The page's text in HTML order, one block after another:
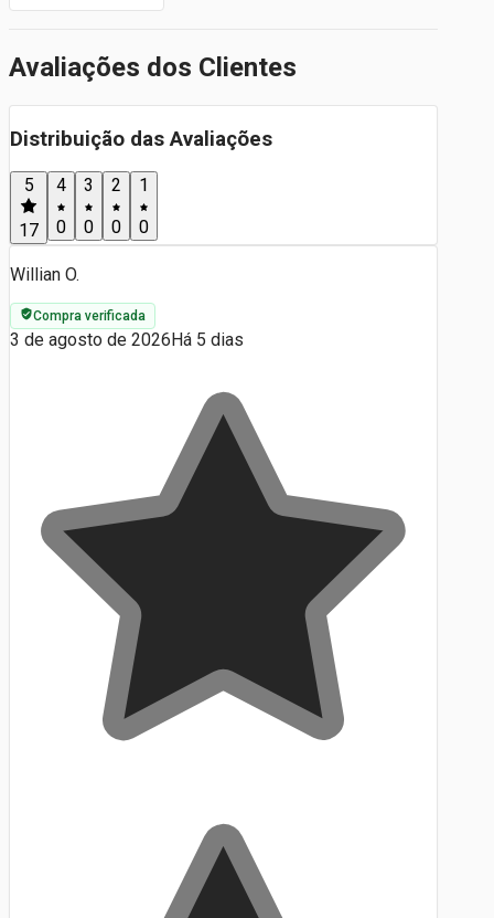
Avaliações dos Clientes
Distribuição das Avaliações
5
17
4
0
3
0
2
0
1
0
Willian O.
Compra verificada
3 de agosto de 2026 Há 5 dias